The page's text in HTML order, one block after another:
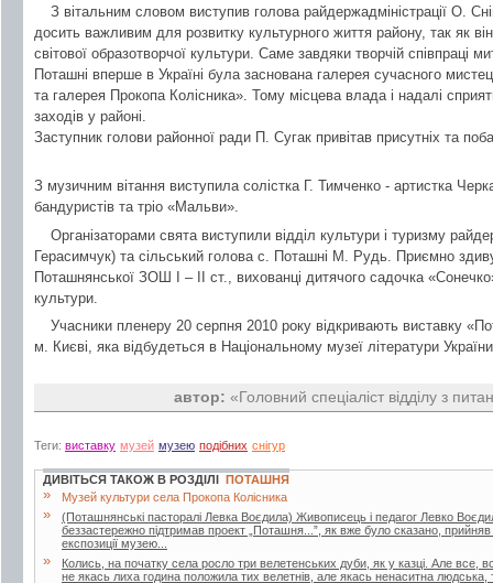
З вітальним словом виступив голова райдержадміністрації О.
досить важливим для розвитку культурного життя району, так як
світової образотворчої культури. Саме завдяки творчій співпраці
Поташні вперше в Україні була заснована галерея сучасного
та галерея Прокопа Колісника». Тому місцева влада і надалі
заходів у районі.
Заступник голови районної ради П. Сугак привітав присутніх та
З музичним вітання виступила солістка Г. Тимченко - артистка
бандуристів та тріо «Мальви».
Організаторами свята виступили відділ культури і туризму
Герасимчук) та сільський голова с. Поташні М. Рудь. Приємно
Поташнянської ЗОШ І – ІІ ст., вихованці дитячого садочка
культури.
Учасники пленеру 20 серпня 2010 року відкривають виставку
м. Києві, яка відбудеться в Національному музеї літератури України
автор: «Головний спеціаліст відділу з
Теги: виставку музей музею подібних снігур
ДИВІТЬСЯ ТАКОЖ В РОЗДІЛІ ПОТАШНЯ
» Музей культури села Прокопа Колісника
»
(Поташнянські пасторалі Левка Воєдила) Живописець і педагог Левко
беззастережно підтримав проект „Поташня...”, як вже було сказано, прийняв
експозиції музею...
»
Колись, на початку села росло три велетенських дуби, як у казці. Але
не якась лиха година положила тих велетнів, але якась ненаситна